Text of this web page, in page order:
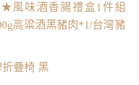
★風味酒香腸禮盒1件組
高粱酒黑豬肉*1/台灣豬
折疊椅 黑